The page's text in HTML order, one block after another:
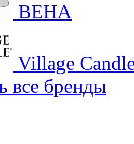
BEHA
Village
все бренды